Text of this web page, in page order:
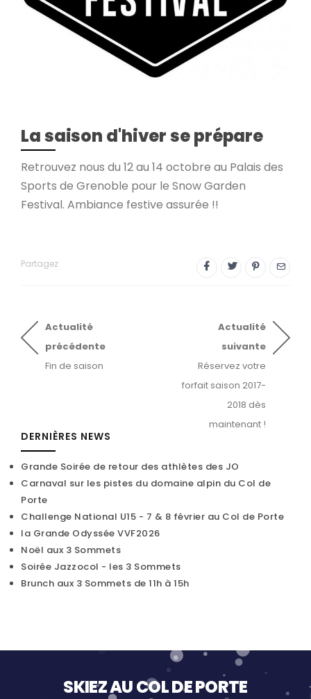
La saison d'hiver se prépare
Retrouvez nous du 12 au 14 octobre au Palais des
Sports de Grenoble pour le Snow Garden
Festival. Ambiance festive assurée !!
Partagez
Actualité
précédente
Fin de saison
Actualité
suivante
Réservez votre
forfait saison 2017-
2018 dès
maintenant !
DERNIÈRES NEWS
Grande Soirée de retour des athlètes des JO
Carnaval sur les pistes du domaine alpin du Col de
Porte
Challenge National U15 - 7 & 8 février au Col de Porte
la Grande Odyssée VVF2026
Noël aux 3 Sommets
Soirée Jazzocol - les 3 Sommets
Brunch aux 3 Sommets de 11h à 15h
SKIEZ AU COL DE PORTE